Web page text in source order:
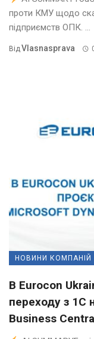
проти КМУ щодо
підприємств ОПК. ...
ВідVlasnasprava
НОВИНИ КОМПАНІЙ
В Eurocon
переходу з 1С
Business